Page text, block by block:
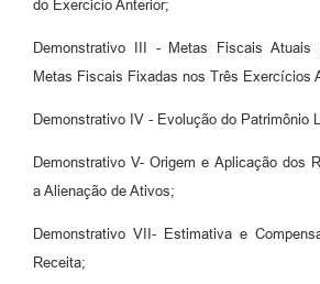
do Exercicio Anterior;
Demonstrativo III - Metas Fiscais Atuais
Metas Fiscais Fixadas nos Três Exercícios
Demonstrativo IV - Evolução do Patrimônio
Demonstrativo V- Origem e Aplicação dos
a Alienação de Ativos;
Demonstrativo VII- Estimativa e
Receita;